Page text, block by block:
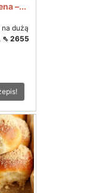
–...
na dużą
⇖ 2655